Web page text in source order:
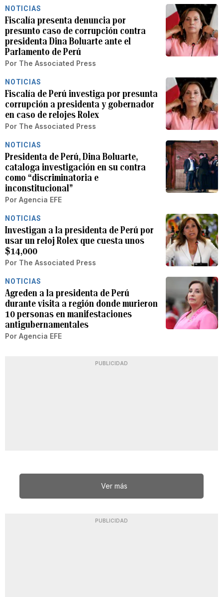
NOTICIAS
Fiscalía presenta denuncia por
presunto caso de corrupción contra
presidenta Dina Boluarte ante el
Parlamento de Perú
Por The Associated Press
NOTICIAS
Fiscalía de Perú investiga por presunta
corrupción a presidenta y gobernador
en caso de relojes Rolex
Por The Associated Press
NOTICIAS
Presidenta de Perú, Dina Boluarte,
cataloga investigación en su contra
como “discriminatoria e
inconstitucional”
Por Agencia EFE
NOTICIAS
Investigan a la presidenta de Perú por
usar un reloj Rolex que cuesta unos
$14,000
Por The Associated Press
NOTICIAS
Agreden a la presidenta de Perú
durante visita a región donde murieron
10 personas en manifestaciones
antigubernamentales
Por Agencia EFE
PUBLICIDAD
Ver más
PUBLICIDAD